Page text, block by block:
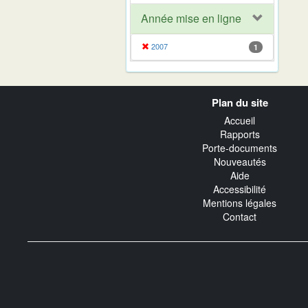
Année mise en ligne
2007 1
Plan du site
Accueil
Rapports
Porte-documents
Nouveautés
Aide
Accessibilité
Mentions légales
Contact